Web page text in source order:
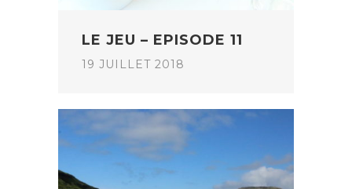
LE JEU – EPISODE 11
19 JUILLET 2018